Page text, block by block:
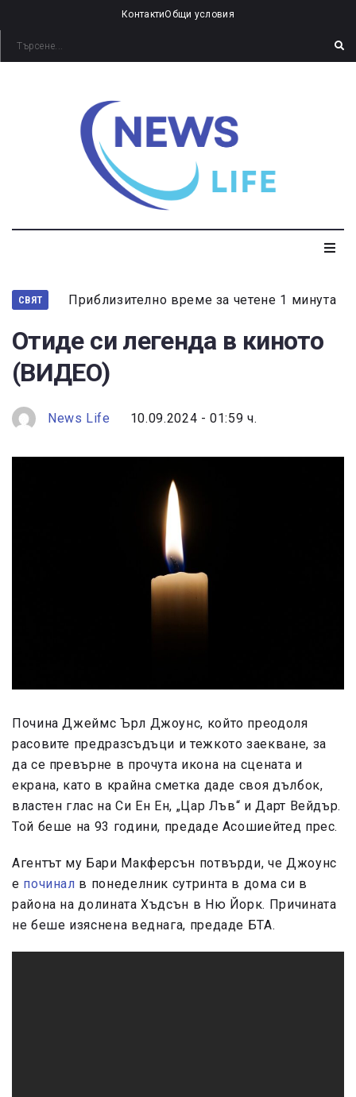
КонтактиОбщи условия
СВЯТ Приблизително време за четене 1 минута
Отиде си легенда в киното
(ВИДЕО)
News Life 10.09.2024 - 01:59 ч.
Почина Джеймс Ърл Джоунс, който преодоля
расовите предразсъдъци и тежкото заекване, за
да се превърне в прочута икона на сцената и
екрана, като в крайна сметка даде своя дълбок,
властен глас на Cи Ен Ен, „Цар Лъв“ и Дарт Вейдър.
Той беше на 93 години, предаде Асошиейтед прес.
Агентът му Бари Макферсън потвърди, че Джоунс
е починал в понеделник сутринта в дома си в
района на долината Хъдсън в Ню Йорк. Причината
не беше изяснена веднага, предаде БТА.